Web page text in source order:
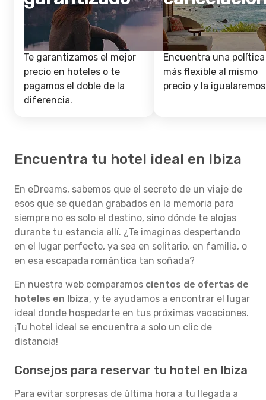
Te garantizamos el mejor
precio en hoteles o te
pagamos el doble de la
diferencia.
Encuentra una política
más flexible al mismo
precio y la
Encuentra tu hotel ideal en Ibiza
En eDreams, sabemos que el secreto de un viaje de
esos que se quedan grabados en la memoria para
siempre no es solo el destino, sino dónde te alojas
durante tu estancia allí. ¿Te imaginas despertando
en el lugar perfecto, ya sea en solitario, en familia, o
en esa escapada romántica tan soñada?
En nuestra web comparamos cientos de ofertas de
hoteles en Ibiza, y te ayudamos a encontrar el lugar
ideal donde hospedarte en tus próximas vacaciones.
¡Tu hotel ideal se encuentra a solo un clic de
distancia!
Consejos para reservar tu hotel en Ibiza
Para evitar sorpresas de última hora a tu llegada a